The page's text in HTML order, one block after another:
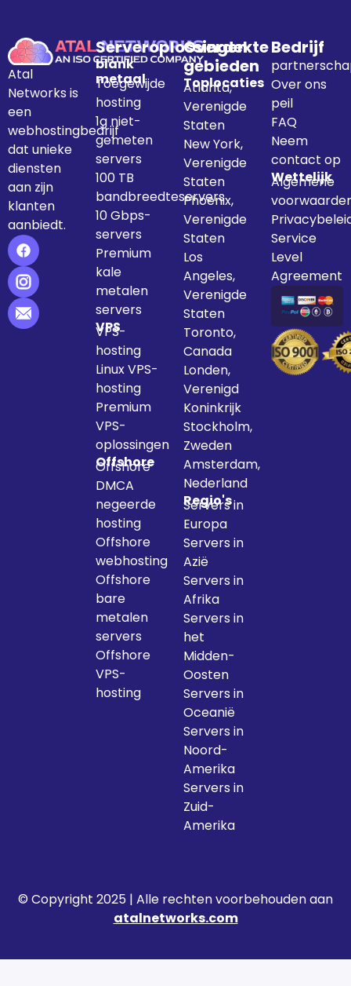
Atal
Networks is
een
webhostingbedrijf
dat unieke
diensten
aan zijn
klanten
aanbiedt.
Serveroplossingen
blank
metaal
Toegewijde
hosting
1g niet-
gemeten
servers
100 TB
bandbreedteservers
10 Gbps-
servers
Premium
kale
metalen
servers
VPS
VPS-
hosting
Linux VPS-
hosting
Premium
VPS-
oplossingen
Offshore
Offshore
DMCA
negeerde
hosting
Offshore
webhosting
Offshore
bare
metalen
servers
Offshore
VPS-
hosting
Overdekte
gebieden
Toplocaties
Atlanta,
Verenigde
Staten
New York,
Verenigde
Staten
Phoenix,
Verenigde
Staten
Los
Angeles,
Verenigde
Staten
Toronto,
Canada
Londen,
Verenigd
Koninkrijk
Stockholm,
Zweden
Amsterdam,
Nederland
Regio's
Servers in
Europa
Servers in
Azië
Servers in
Afrika
Servers in
het
Midden-
Oosten
Servers in
Oceanië
Servers in
Noord-
Amerika
Servers in
Zuid-
Amerika
Bedrijf
Over ons
peil
FAQ
Neem
contact op
Wettelijk
Algemene
Service
Level
Agreement
© Copyright 2025 | Alle rechten voorbehouden aan
atalnetworks.com